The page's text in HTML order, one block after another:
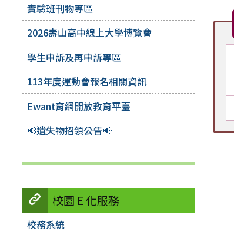
實驗班刊物專區
2026壽山高中線上大學博覽會
學生申訴及再申訴專區
113年度運動會報名相關資訊
Ewant育網開放教育平臺
📢遺失物招領公告📢
校園 E 化服務
校務系統